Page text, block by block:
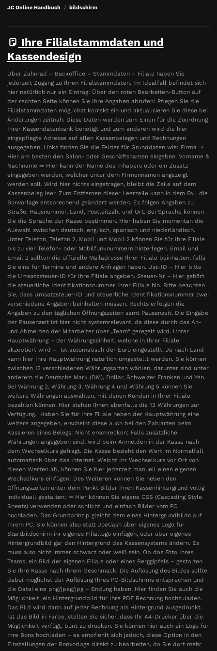
JC Online Handbuch bildschirm
Ihre Filialstammdaten und
Kassendesign
Über Zahnrad – Backoffice – Stammdaten – Filiale haben Sie
jederzeit Zugang zu Ihren Filialstammdaten. Im Idealfall befindet sich
hier natürlich nur ein Eintrag: Über den roten Bearbeiten-Button auf
der rechten Seite können Sie Ihre Angaben abrufen: Pflegen Sie die
Filialstammdaten möglichst korrekt ein und aktualisieren Sie diese bei
Änderungen zeitnah. Diese Daten werden zum Einen für die Zuordnung
Ihrer Kassendatenbank benötigt und zum anderen wird die hier
eingepflegte Adresse auf allen Kassenbelegen und Rechnungen
ausgegeben. Links finden Sie die Felder für Grunddaten wie: Firma ⇒
Hier am besten den Salon- oder Geschäftsnamen eingeben. Vorname &
Nachname ⇒ Hier kann der Name des Inhabers oder ein Zusatz
eingegeben werden, welcher unter dem Firmennamen angezeigt
werden soll. Wird hier nichts eingetragen, bleibt die Zeile auf dem
Kassenbeleg leer. Zum Entfernen dieser Leerzeile kann in dem Fall die
Bonvorlage entsprechend geändert werden. Es folgen Angaben zu
Straße, Hausnummer, Land, Postleitzahl und Ort. Bei Sprache können
Sie die Sprache der Kasse bestimmen. Hier haben Sie momentan die
Auswahl zwischen deutsch, englisch, spanisch und niederländisch.
Unter Telefon, Telefon 2, Mobil und Mobil 2 können Sie für Ihre Filiale
bis zu vier Telefon- oder Mobilfunknummern hinterlegen. Email und
Email 2 sollten die offizielle Mailadresse Ihrer Filiale beinhalten, falls
Sie eine für Termine und andere Anfragen haben. Ust-ID – Hier bitte
die Umsatzsteuer-ID für Ihre Filiale angeben. Steuer-Nr – Hier gehört
die steuerliche Identifikationsnummer Ihrer Filiale hin. Bitte beachten
Sie, dass Umsatzsteuer-ID und steuerliche Identifikationsnummer zwei
verschiedene Angaben beinhalten müssen. Rechts erfolgen die
Angaben zu den täglichen Öffnungszeiten samt Pausenzeit. Die Eingabe
der Pausenzeit ist hier nicht systemrelevant, da diese durch das An-
und Abmelden der Mitarbeiter über „Team“ geregelt wird. Unter
Hauptwährung – der Währungseinheit, welche in Ihrer Filiale
akzeptiert wird – ist automatisch der Euro eingestellt. Je nach Land
kann hier Ihre Hauptwährung natürlich umgestellt werden. Sie können
zwischen 13 verschiedenen Währungsarten wählen, darunter sind unter
anderem die Deutsche Mark (DM), Dollar, Schweizer Franken und Yen.
Bei Währung 2, Währung 3, Währung 4 und Währung 5 können Sie
weitere Währungen auswählen, mit denen Kunden in Ihrer Filiale
bezahlen können. Hier stehen Ihnen ebenfalls die 13 Währungen zur
Verfügung. Haben Sie für Ihre Filiale neben der Hauptwährung eine
weitere angegeben, erscheint diese auch bei den Zahlarten beim
Kassieren eines Belegs: Nicht erschrecken: Falls zusätzliche
Währungen angegeben sind, wird beim Anmelden in der Kasse nach
dem Wechselkurs gefragt. Die Kasse bezieht den Wert im Normalfall
automatisch über das Internet. Weicht Ihr Wechselkurs vor Ort von
diesen Werten ab, können Sie hier jederzeit manuell einen eigenen
Wechselkurs einfügen: Des Weiteren können Sie neben den
Öffnungszeiten unter dem Punkt Bilder Ihren Kassenhintergrund völlig
individuell gestalten: ⇒ Hier können Sie eigene CSS (Cascading Style
Sheets) verwenden oder schlicht und einfach Bilder vom PC
hochladen. Das Grundprinzip gleicht dem eines Hintergrundbilds auf
Ihrem PC. Sie können also statt JoeCash über eigenes Logo für
Startbildschirm ihr eigenes Filiallogo einfügen, oder über eigenes
Hintergrundbild gar den Hintergrund des Kassensystems ändern. Es
muss also nicht immer schwarz oder weiß sein. Ob das Foto Ihres
Teams, ein Bild der eigenen Filiale oder eines Berggipfels – gestalten
Sie Ihre Kasse nach Ihrem Geschmack. Die Auflösung des Bildes sollte
dabei möglichst der Auflösung Ihres PC-Bildschirms entsprechen und
die Datei eine png/jpeg/jpg – Endung haben. Hier finden Sie auch die
Möglichkeit, ein Hintergrundbild für Ihre PDF Rechnung hochzuladen.
Das Bild wird dann auf jeder Rechnung als Hintergrund ausgedruckt.
Ist das Bild in Farbe, stellen Sie sicher, dass Ihr A4-Drucker über die
Möglichkeit verfügt, bunt zu drucken. Sie können hier auch ein Logo für
Ihre Bons hochladen – es empfiehlt sich jedoch, diese Option in den
Einstellungen der Bonvorlage direkt zu bearbeiten, da Sie dort mehr